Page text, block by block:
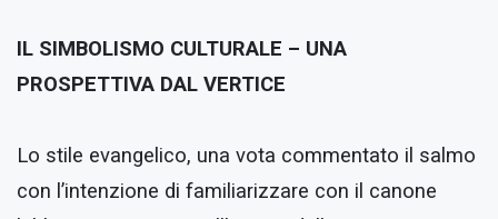
IL SIMBOLISMO CULTURALE – UNA
PROSPETTIVA DAL VERTICE
Lo stile evangelico, una vota commentato il salmo
con l’intenzione di familiarizzare con il canone